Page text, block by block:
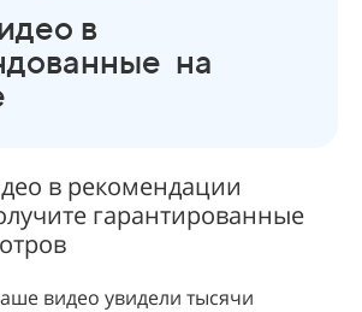
в
на
в рекомендации
гарантированные
видео увидели тысячи